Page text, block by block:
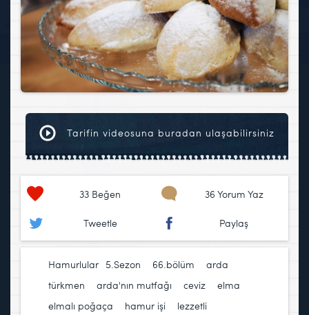
Tarifin videosuna buradan ulaşabilirsiniz
33 Beğen 36 Yorum Yaz
Tweetle Paylaş
Hamurlular 5.Sezon 66.bölüm
arda
türkmen
arda'nın mutfağı ceviz elma
elmalı poğaça
hamur işi lezzetli